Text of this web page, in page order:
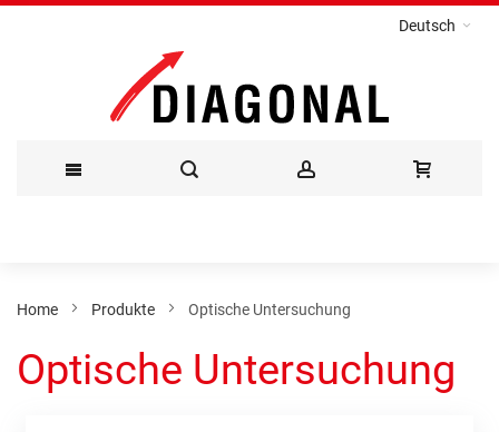
Deutsch
Inhalt
Home Produkte Optische Untersuchung
Optische Untersuchung